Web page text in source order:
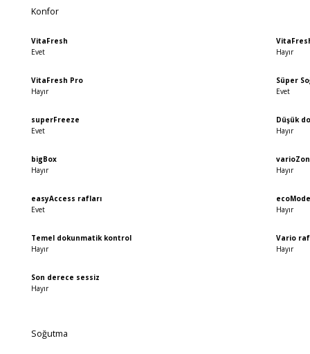
Konfor
VitaFresh
Evet
Hayır
VitaFresh Pro
Hayır
Süper
Evet
superFreeze
Evet
Düşük
Hayır
bigBox
Hayır
Hayır
easyAccess rafları
Evet
ecoMode
Hayır
Temel dokunmatik kontrol
Hayır
Vario
Hayır
Son derece sessiz
Hayır
Soğutma